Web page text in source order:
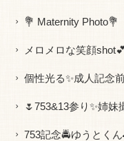
💐 Maternity Photo💐
メロメロな笑顔
個性光る✨成人記念
🌷753&13参り✨姉妹
753記念🚔ゆうとく